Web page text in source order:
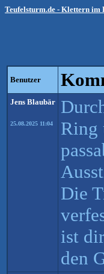
Teufelsturm.de - Klettern im
Benutzer
Jens Blaubär
25.08.2025 11:04
Ring
Die
ist
den